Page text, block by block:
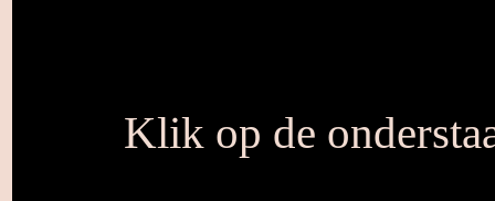
Klik op de